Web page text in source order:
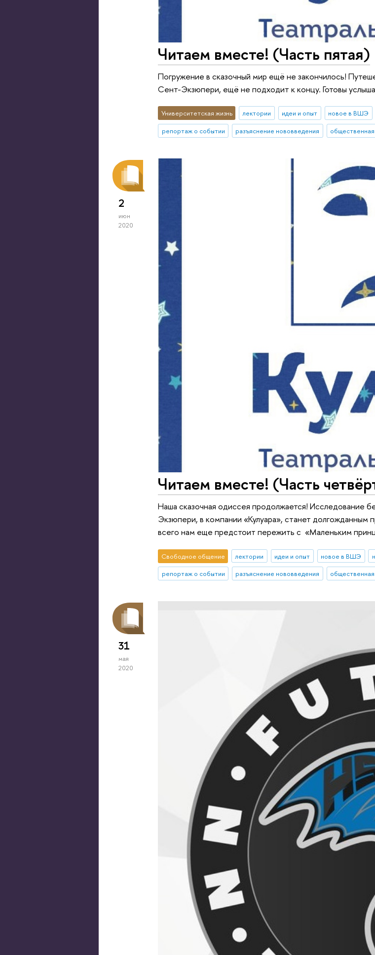
Читаем вместе! (Часть пятая)
Погружение в сказочный мир ещё не закончилось!
Сент-Экзюпери, ещё не подходит к концу. Готовы
Университетская жизнь лектории идеи и опыт новое в ВШЭ
репортаж о событии
разъяснение нововведения
2
июн
2020
Читаем вместе! (Часть
Наша сказочная одиссея продолжается! Исследование
Экзюпери, в компании «Кулуара», станет
всего нам еще предстоит пережить с «Маленьким
Свободное общение лектории идеи и опыт новое в ВШЭ
репортаж о событии
разъяснение нововведения
31
мая
2020